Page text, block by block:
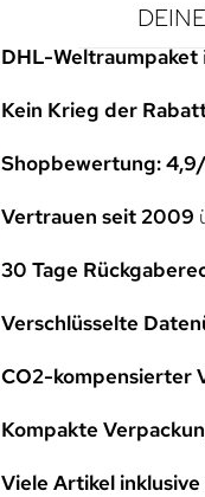
DHL-Weltraumpaket
Kein Krieg der
Shopbewertung:
Vertrauen seit 2009
30 Tage
Verschlüsselte
CO2-kompensierter
Kompakte
Viele Artikel